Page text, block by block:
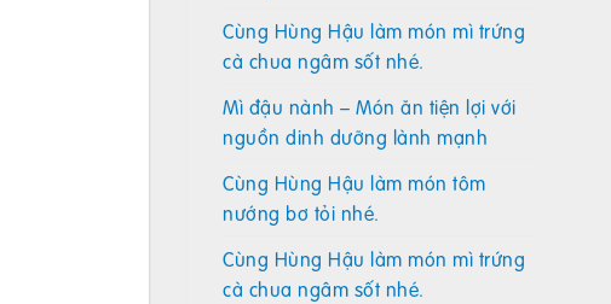
Cùng Hùng Hậu làm món mì trứng
cà chua ngâm sốt nhé.
Mì đậu nành – Món ăn tiện lợi với
nguồn dinh dưỡng lành mạnh
Cùng Hùng Hậu làm món tôm
nướng bơ tỏi nhé.
Cùng Hùng Hậu làm món mì trứng
cà chua ngâm sốt nhé.